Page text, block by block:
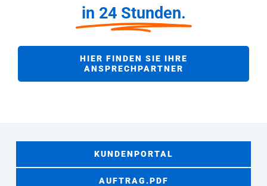
in 24 Stunden.
HIER FINDEN SIE IHRE
ANSPRECHPARTNER
KUNDENPORTAL
AUFTRAG.PDF